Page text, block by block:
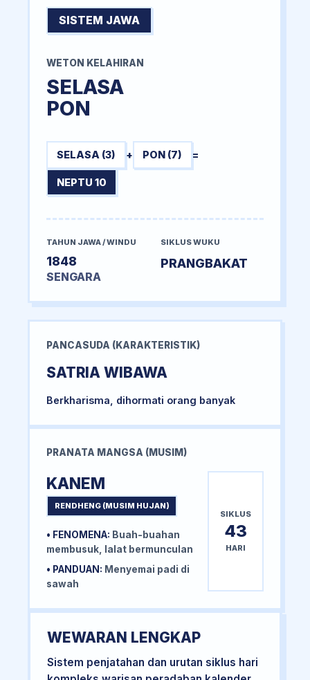
SISTEM JAWA
WETON KELAHIRAN
SELASA
PON
SELASA (3) + PON (7) =
NEPTU 10
TAHUN JAWA / WINDU
1848
SENGARA
SIKLUS WUKU
PRANGBAKAT
PANCASUDA (KARAKTERISTIK)
SATRIA WIBAWA
Berkharisma, dihormati orang banyak
PRANATA MANGSA (MUSIM)
KANEM
RENDHENG (MUSIM HUJAN)
• FENOMENA: Buah-buahan
membusuk, lalat bermunculan
• PANDUAN: Menyemai padi di
sawah
SIKLUS
43
HARI
WEWARAN LENGKAP
Sistem penjatahan dan urutan siklus hari